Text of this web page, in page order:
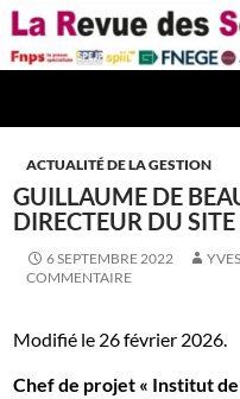
Aller
au
contenu
ACTUALITÉ DE LA GESTION
GUILLAUME DE
DIRECTEUR DU
6 SEPTEMBRE 2022
COMMENTAIRE
Modifié le 26 février 2026.
Chef de projet « Institut